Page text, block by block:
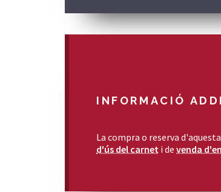
INFORMACIÓ
La compra o reserva
d'ús del carnet i de venda